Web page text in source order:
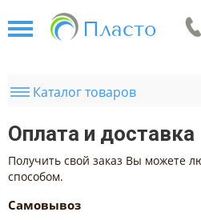
Пласто
Каталог товаров
Оплата и доставка
Получить свой заказ Вы можете
способом.
Самовывоз